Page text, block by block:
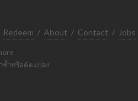
Redeem / About / Contact / Jobs
ซ้ำหรือดัดแปลง